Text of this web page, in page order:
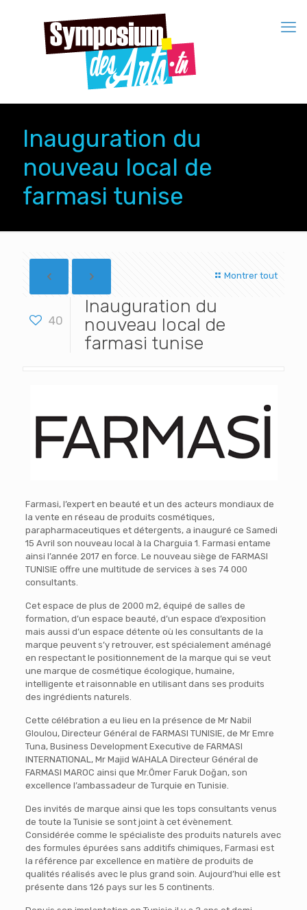
Inauguration du
nouveau local de
farmasi tunise
Montrer tout
40
Inauguration du
nouveau local de
farmasi tunise
Farmasi, l’expert en beauté et un des acteurs mondiaux de
la vente en réseau de produits cosmétiques,
parapharmaceutiques et détergents, a inauguré ce Samedi
15 Avril son nouveau local à la Charguia 1. Farmasi entame
ainsi l’année 2017 en force. Le nouveau siège de FARMASI
TUNISIE offre une multitude de services à ses 74 000
consultants.
Cet espace de plus de 2000 m2, équipé de salles de
formation, d’un espace beauté, d’un espace d’exposition
mais aussi d’un espace détente où les consultants de la
marque peuvent s’y retrouver, est spécialement aménagé
en respectant le positionnement de la marque qui se veut
une marque de cosmétique écologique, humaine,
intelligente et raisonnable en utilisant dans ses produits
des ingrédients naturels.
Cette célébration a eu lieu en la présence de Mr Nabil
Gloulou, Directeur Général de FARMASI TUNISIE, de Mr Emre
Tuna, Business Development Executive de FARMASI
INTERNATIONAL, Mr Majid WAHALA Directeur Général de
FARMASI MAROC ainsi que Mr.Ömer Faruk Doğan, son
excellence l’ambassadeur de Turquie en Tunisie.
Des invités de marque ainsi que les tops consultants venus
de toute la Tunisie se sont joint à cet évènement.
Considérée comme le spécialiste des produits naturels avec
des formules épurées sans additifs chimiques, Farmasi est
la référence par excellence en matière de produits de
qualités réalisés avec le plus grand soin. Aujourd’hui elle est
présente dans 126 pays sur les 5 continents.